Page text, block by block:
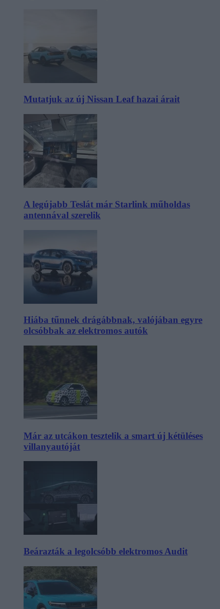
Mutatjuk az új Nissan Leaf hazai árait
A legújabb Teslát már Starlink műholdas
antennával szerelik
Hiába tűnnek drágábbnak, valójában egyre
olcsóbbak az elektromos autók
Már az utcákon tesztelik a smart új kétüléses
villanyautóját
Beárazták a legolcsóbb elektromos Audit